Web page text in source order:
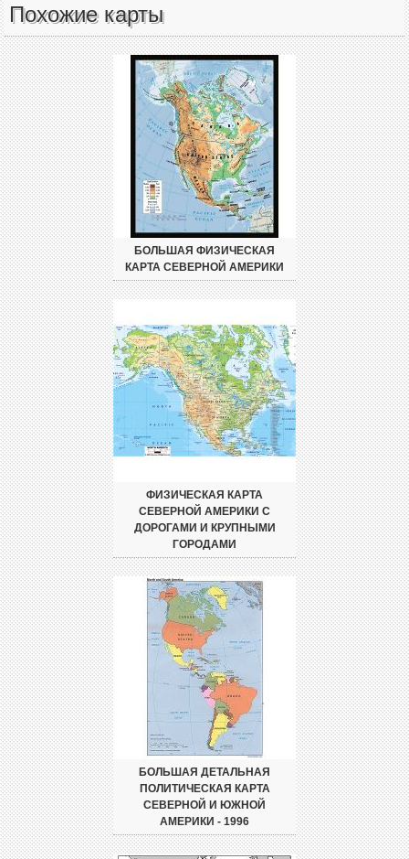
Похожие карты
БОЛЬШАЯ ФИЗИЧЕСКАЯ
КАРТА СЕВЕРНОЙ АМЕРИКИ
ФИЗИЧЕСКАЯ КАРТА
СЕВЕРНОЙ АМЕРИКИ С
ДОРОГАМИ И КРУПНЫМИ
ГОРОДАМИ
БОЛЬШАЯ ДЕТАЛЬНАЯ
ПОЛИТИЧЕСКАЯ КАРТА
СЕВЕРНОЙ И ЮЖНОЙ
АМЕРИКИ - 1996